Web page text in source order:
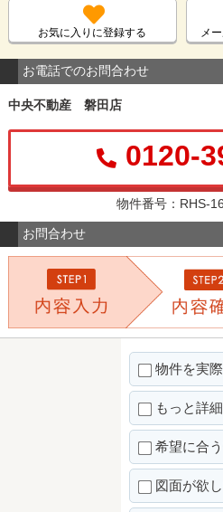
お気に入りに登録する メ
お電話でのお問合わせ
中央不動産 磐田店
0120-
物件番号：RHS-
お問合わせ
物件を実
もっと詳
希望に合
図面が欲